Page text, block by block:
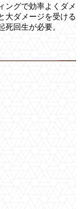
ングで効率よくダメ
大ダメージを受ける
死回生が必要。